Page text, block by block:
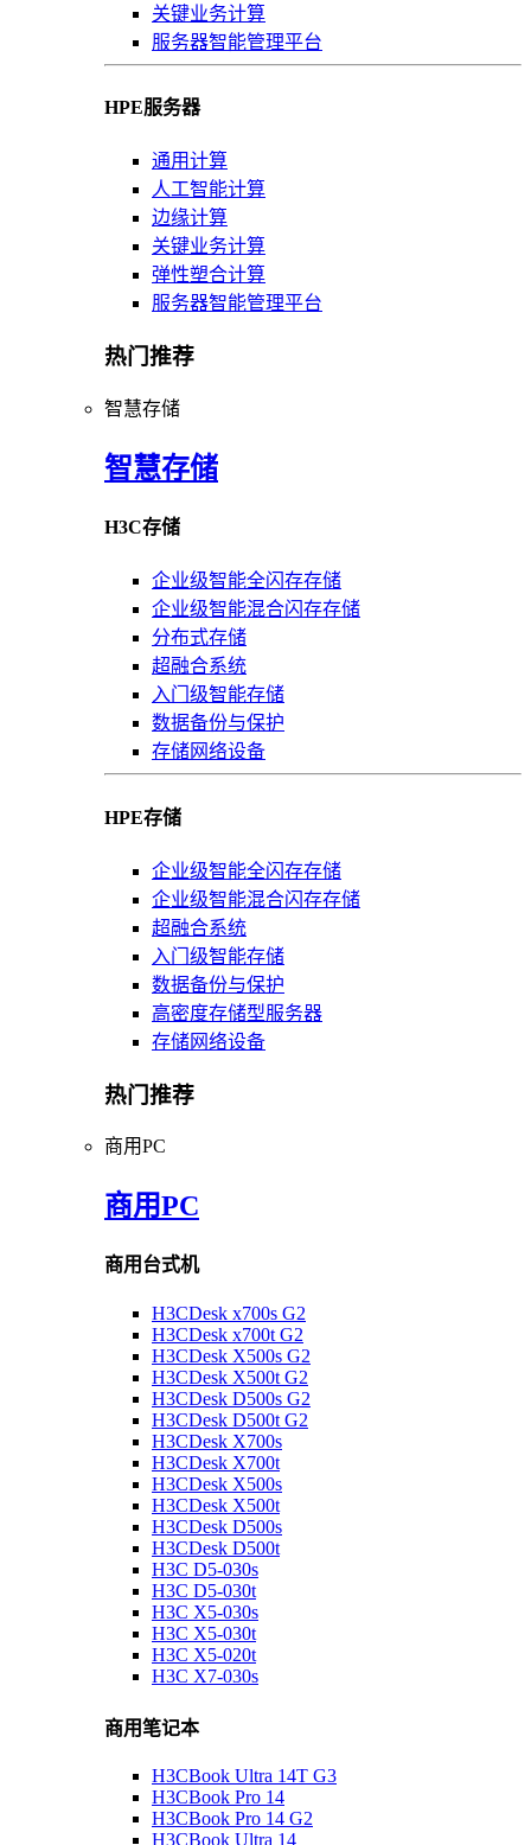
关键业务计算
服务器智能管理平台
HPE服务器
通用计算
人工智能计算
边缘计算
关键业务计算
弹性塑合计算
服务器智能管理平台
热门推荐
智慧存储
智慧存储
H3C存储
企业级智能全闪存存储
企业级智能混合闪存存储
分布式存储
超融合系统
入门级智能存储
数据备份与保护
存储网络设备
HPE存储
企业级智能全闪存存储
企业级智能混合闪存存储
超融合系统
入门级智能存储
数据备份与保护
高密度存储型服务器
存储网络设备
热门推荐
商用PC
商用PC
商用台式机
H3CDesk x700s G2
H3CDesk x700t G2
H3CDesk X500s G2
H3CDesk X500t G2
H3CDesk D500s G2
H3CDesk D500t G2
H3CDesk X700s
H3CDesk X700t
H3CDesk X500s
H3CDesk X500t
H3CDesk D500s
H3CDesk D500t
H3C D5-030s
H3C D5-030t
H3C X5-030s
H3C X5-030t
H3C X5-020t
H3C X7-030s
商用笔记本
H3CBook Ultra 14T G3
H3CBook Pro 14
H3CBook Pro 14 G2
H3CBook Ultra 14